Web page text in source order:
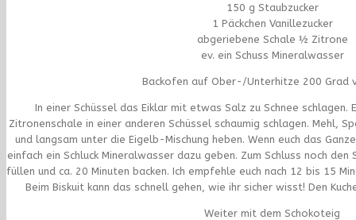
150 g Staubzucker
1 Päckchen Vanillezucker
abgeriebene Schale ½ Zitrone
ev. ein Schuss Mineralwasser
Backofen auf Ober-/Unterhitze 200 Grad
In einer Schüssel das Eiklar mit etwas Salz zu Schnee schlagen.
Zitronenschale in einer anderen Schüssel schaumig schlagen. Mehl,
und langsam unter die Eigelb-Mischung heben. Wenn euch das
einfach ein Schluck Mineralwasser dazu geben. Zum Schluss noch den
füllen und ca. 20 Minuten backen. Ich empfehle euch nach 12 bis 15
Beim Biskuit kann das schnell gehen, wie ihr sicher wisst! Den
Weiter mit dem Schokoteig